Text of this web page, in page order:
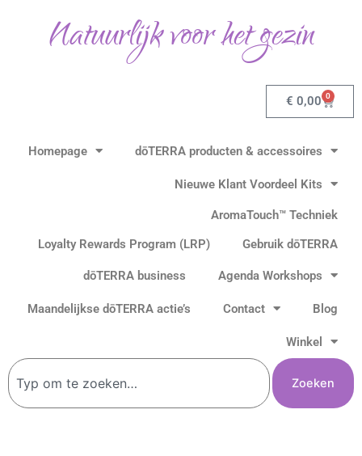
Natuurlijk voor het gezin
€ 0,00 0
Homepage dōTERRA producten & accessoires
Nieuwe Klant Voordeel Kits
AromaTouch™ Techniek
Loyalty Rewards Program (LRP)
Gebruik dōTERRA
dōTERRA business Agenda Workshops
Maandelijkse dōTERRA actie’s Contact Blog
Winkel
Zoeken
Zoeken